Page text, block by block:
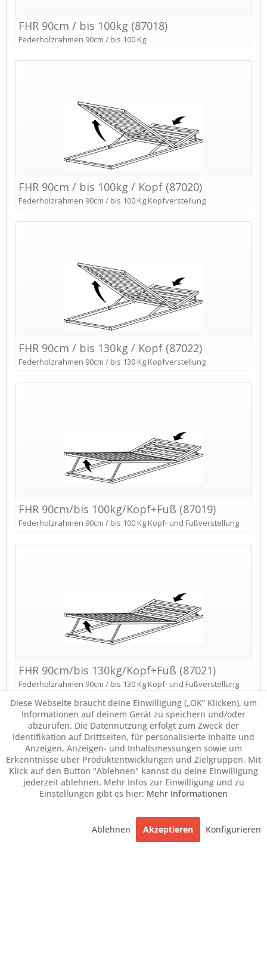
Diese Webseite braucht deine Einwilligung („OK” Klicken), um
Informationen auf deinem Gerät zu speichern und/oder
abzurufen. Die Datennutzung erfolgt zum Zweck der
Identifikation auf Drittseiten, für personalisierte Inhalte und
Anzeigen, Anzeigen- und Inhaltsmessungen sowie um
Erkenntnisse über Produktentwicklungen und Zielgruppen. Mit
Klick auf den Button "Ablehnen" kannst du deine Einwilligung
jederzeit ablehnen. Mehr Infos zur Einwilligung und zu
Einstellungen gibt es hier: Mehr Informationen
Ablehnen Akzeptieren Konfigurieren